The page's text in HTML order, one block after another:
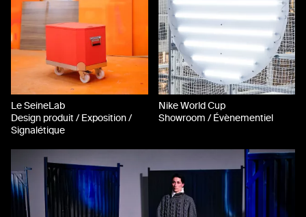
Le SeineLab
Design produit / Exposition /
Signalétique
Nike World Cup
Showroom / Évènementiel